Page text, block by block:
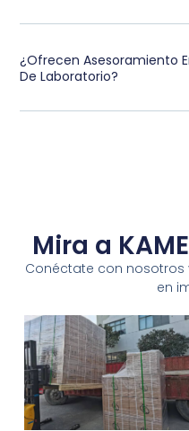
¿Ofrecen Asesoramiento
De Laboratorio?
Mira a
Conéctate con nosotros
en